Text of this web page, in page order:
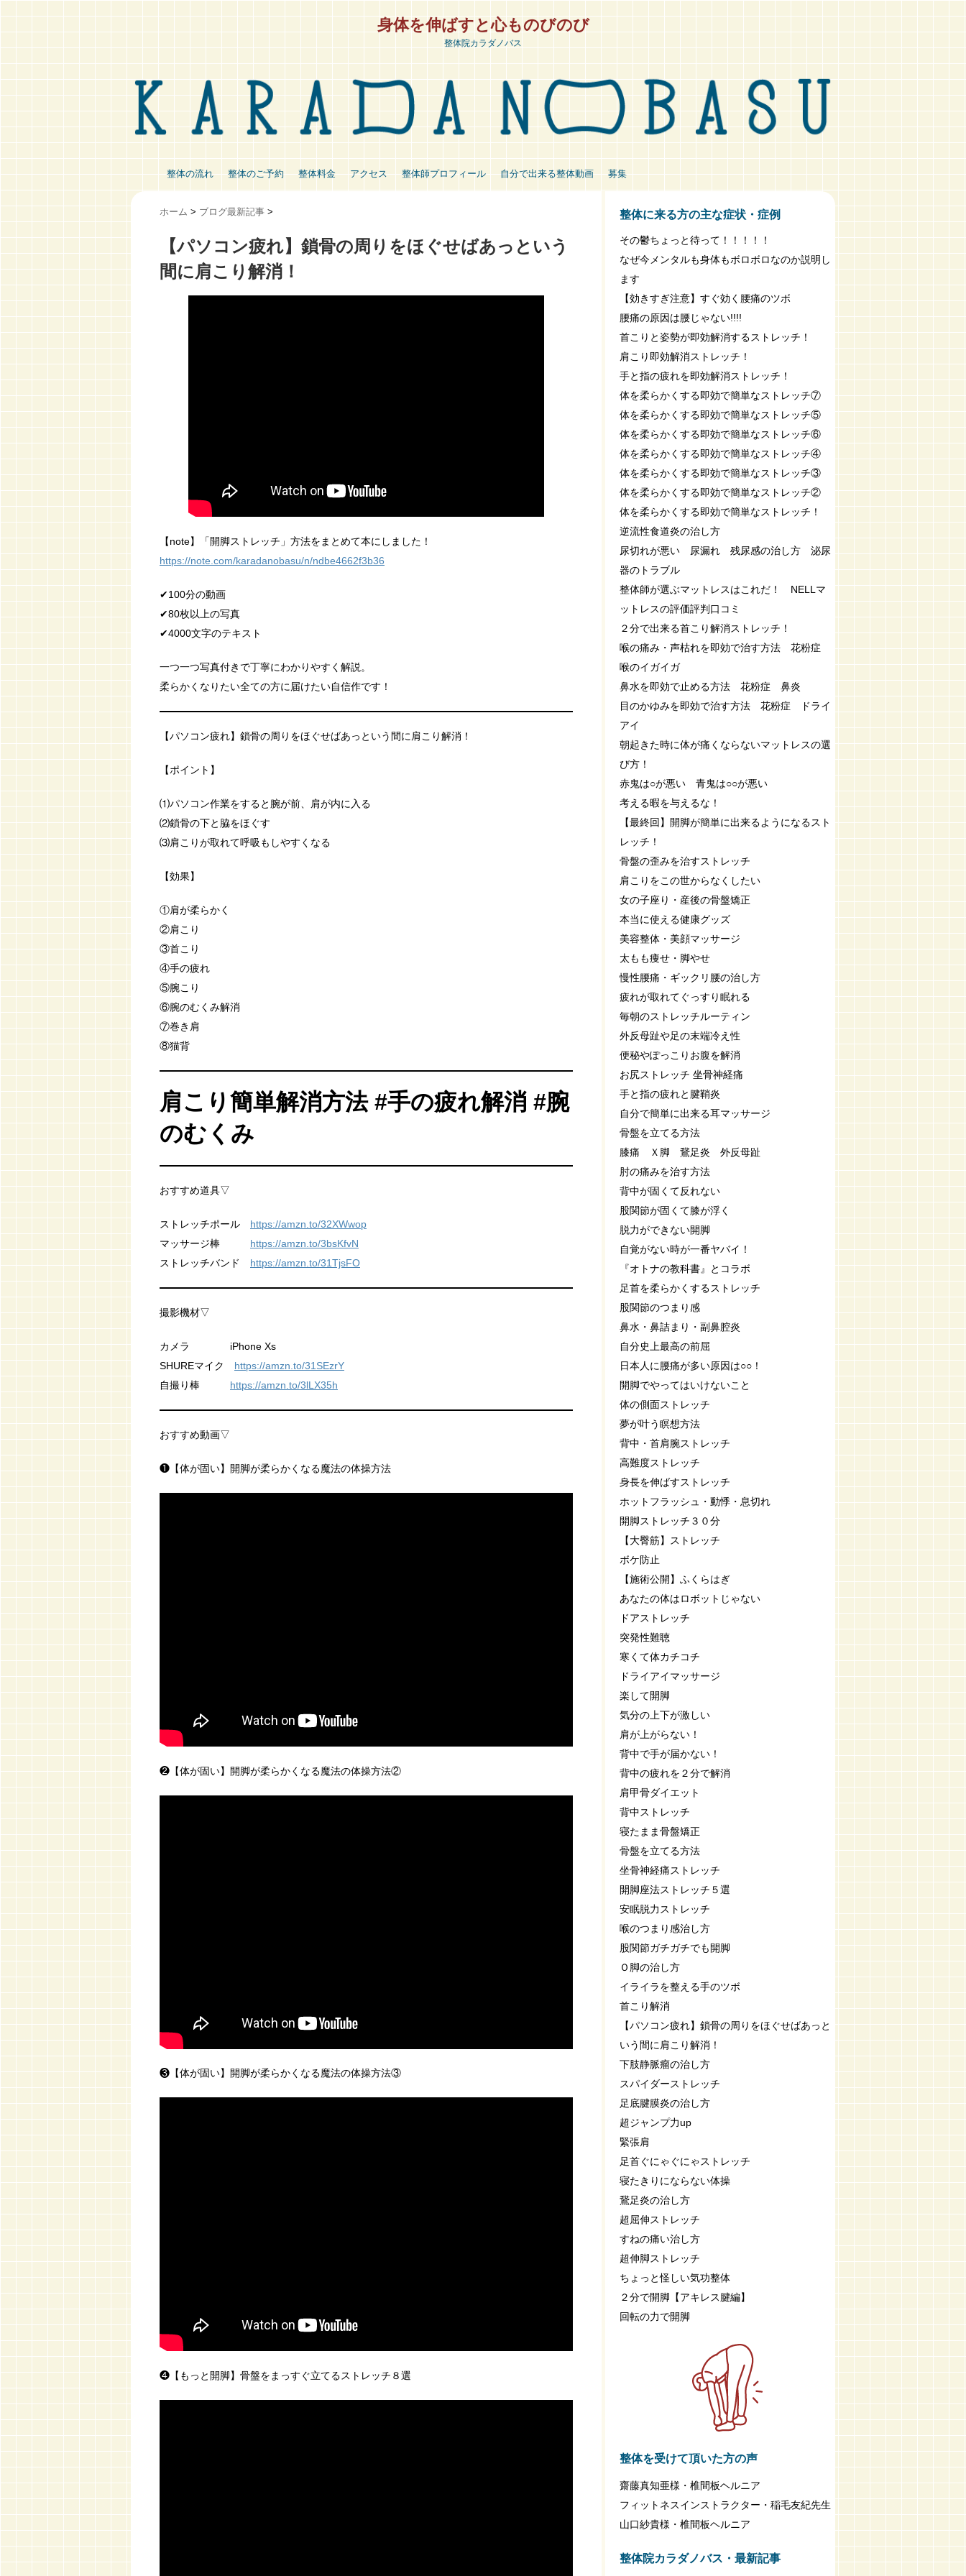
身体を伸ばすと心ものびのび
整体院カラダノバス
整体の流れ 整体のご予約 整体料金 アクセス 整体師プロフィール 自分で出来る整体動画 募集
ホーム > ブログ最新記事 >
【パソコン疲れ】鎖骨の周りをほぐせばあっという
間に肩こり解消！
【note】「開脚ストレッチ」方法をまとめて本にしました！
https://note.com/karadanobasu/n/ndbe4662f3b36
✔︎100分の動画
✔︎80枚以上の写真
✔︎4000文字のテキスト
一つ一つ写真付きで丁寧にわかりやすく解説。
柔らかくなりたい全ての方に届けたい自信作です！
【パソコン疲れ】鎖骨の周りをほぐせばあっという間に肩こり解消！
【ポイント】
⑴パソコン作業をすると腕が前、肩が内に入る
⑵鎖骨の下と脇をほぐす
⑶肩こりが取れて呼吸もしやすくなる
【効果】
①肩が柔らかく
②肩こり
③首こり
④手の疲れ
⑤腕こり
⑥腕のむくみ解消
⑦巻き肩
⑧猫背
肩こり簡単解消方法 #手の疲れ解消 #腕
のむくみ
おすすめ道具▽
ストレッチポール https://amzn.to/32XWwop
マッサージ棒 https://amzn.to/3bsKfvN
ストレッチバンド https://amzn.to/31TjsFO
撮影機材▽
カメラ iPhone Xs
SHUREマイク https://amzn.to/31SEzrY
自撮り棒 https://amzn.to/3lLX35h
おすすめ動画▽
❶【体が固い】開脚が柔らかくなる魔法の体操方法
❷【体が固い】開脚が柔らかくなる魔法の体操方法②
❸【体が固い】開脚が柔らかくなる魔法の体操方法③
❹【もっと開脚】骨盤をまっすぐ立てるストレッチ８選
整体に来る方の主な症状・症例
その鬱ちょっと待って！！！！！
なぜ今メンタルも身体もボロボロなのか説明し
ます
【効きすぎ注意】すぐ効く腰痛のツボ
腰痛の原因は腰じゃない!!!!
首こりと姿勢が即効解消するストレッチ！
肩こり即効解消ストレッチ！
手と指の疲れを即効解消ストレッチ！
体を柔らかくする即効で簡単なストレッチ⑦
体を柔らかくする即効で簡単なストレッチ⑤
体を柔らかくする即効で簡単なストレッチ⑥
体を柔らかくする即効で簡単なストレッチ④
体を柔らかくする即効で簡単なストレッチ③
体を柔らかくする即効で簡単なストレッチ②
体を柔らかくする即効で簡単なストレッチ！
逆流性食道炎の治し方
尿切れが悪い 尿漏れ 残尿感の治し方 泌尿
器のトラブル
整体師が選ぶマットレスはこれだ！ NELLマ
ットレスの評価評判口コミ
２分で出来る首こり解消ストレッチ！
喉の痛み・声枯れを即効で治す方法 花粉症
喉のイガイガ
鼻水を即効で止める方法 花粉症 鼻炎
目のかゆみを即効で治す方法 花粉症 ドライ
アイ
朝起きた時に体が痛くならないマットレスの選
び方！
赤鬼は○が悪い 青鬼は○○が悪い
考える暇を与えるな！
【最終回】開脚が簡単に出来るようになるスト
レッチ！
骨盤の歪みを治すストレッチ
肩こりをこの世からなくしたい
女の子座り・産後の骨盤矯正
本当に使える健康グッズ
美容整体・美顔マッサージ
太もも痩せ・脚やせ
慢性腰痛・ギックリ腰の治し方
疲れが取れてぐっすり眠れる
毎朝のストレッチルーティン
外反母趾や足の末端冷え性
便秘やぽっこりお腹を解消
お尻ストレッチ 坐骨神経痛
手と指の疲れと腱鞘炎
自分で簡単に出来る耳マッサージ
骨盤を立てる方法
膝痛 Ｘ脚 鵞足炎 外反母趾
肘の痛みを治す方法
背中が固くて反れない
股関節が固くて膝が浮く
脱力ができない開脚
自覚がない時が一番ヤバイ！
『オトナの教科書』とコラボ
足首を柔らかくするストレッチ
股関節のつまり感
鼻水・鼻詰まり・副鼻腔炎
自分史上最高の前屈
日本人に腰痛が多い原因は○○！
開脚でやってはいけないこと
体の側面ストレッチ
夢が叶う瞑想方法
背中・首肩腕ストレッチ
高難度ストレッチ
身長を伸ばすストレッチ
ホットフラッシュ・動悸・息切れ
開脚ストレッチ３０分
【大臀筋】ストレッチ
ボケ防止
【施術公開】ふくらはぎ
あなたの体はロボットじゃない
ドアストレッチ
突発性難聴
寒くて体カチコチ
ドライアイマッサージ
楽して開脚
気分の上下が激しい
肩が上がらない！
背中で手が届かない！
背中の疲れを２分で解消
肩甲骨ダイエット
背中ストレッチ
寝たまま骨盤矯正
骨盤を立てる方法
坐骨神経痛ストレッチ
開脚座法ストレッチ５選
安眠脱力ストレッチ
喉のつまり感治し方
股関節ガチガチでも開脚
Ｏ脚の治し方
イライラを整える手のツボ
首こり解消
【パソコン疲れ】鎖骨の周りをほぐせばあっと
いう間に肩こり解消！
下肢静脈瘤の治し方
スパイダーストレッチ
足底腱膜炎の治し方
超ジャンプ力up
緊張肩
足首ぐにゃぐにゃストレッチ
寝たきりにならない体操
鵞足炎の治し方
超屈伸ストレッチ
すねの痛い治し方
超伸脚ストレッチ
ちょっと怪しい気功整体
２分で開脚【アキレス腱編】
回転の力で開脚
整体を受けて頂いた方の声
齋藤真知亜様・椎間板ヘルニア
フィットネスインストラクター・稲毛友紀先生
山口紗貴様・椎間板ヘルニア
整体院カラダノバス・最新記事